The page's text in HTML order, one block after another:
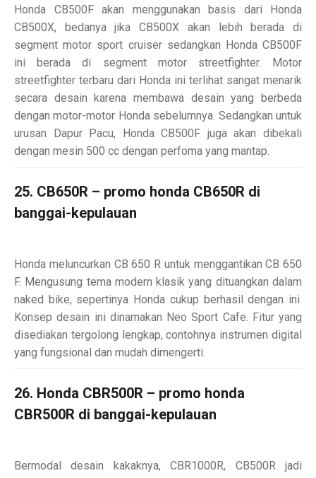
Honda CB500F akan menggunakan basis dari Honda
CB500X, bedanya jika CB500X akan lebih berada di
segment motor sport cruiser sedangkan Honda CB500F
ini berada di segment motor streetfighter. Motor
streetfighter terbaru dari Honda ini terlihat sangat menarik
secara desain karena membawa desain yang berbeda
dengan motor-motor Honda sebelumnya. Sedangkan untuk
urusan Dapur Pacu, Honda CB500F juga akan dibekali
dengan mesin 500 cc dengan perfoma yang mantap.
25. CB650R – promo honda CB650R di
banggai-kepulauan
Honda meluncurkan CB 650 R untuk menggantikan CB 650
F. Mengusung tema modern klasik yang dituangkan dalam
naked bike, sepertinya Honda cukup berhasil dengan ini.
Konsep desain ini dinamakan Neo Sport Cafe. Fitur yang
disediakan tergolong lengkap, contohnya instrumen digital
yang fungsional dan mudah dimengerti.
26. Honda CBR500R – promo honda
CBR500R di banggai-kepulauan
Bermodal desain kakaknya, CBR1000R, CB500R jadi